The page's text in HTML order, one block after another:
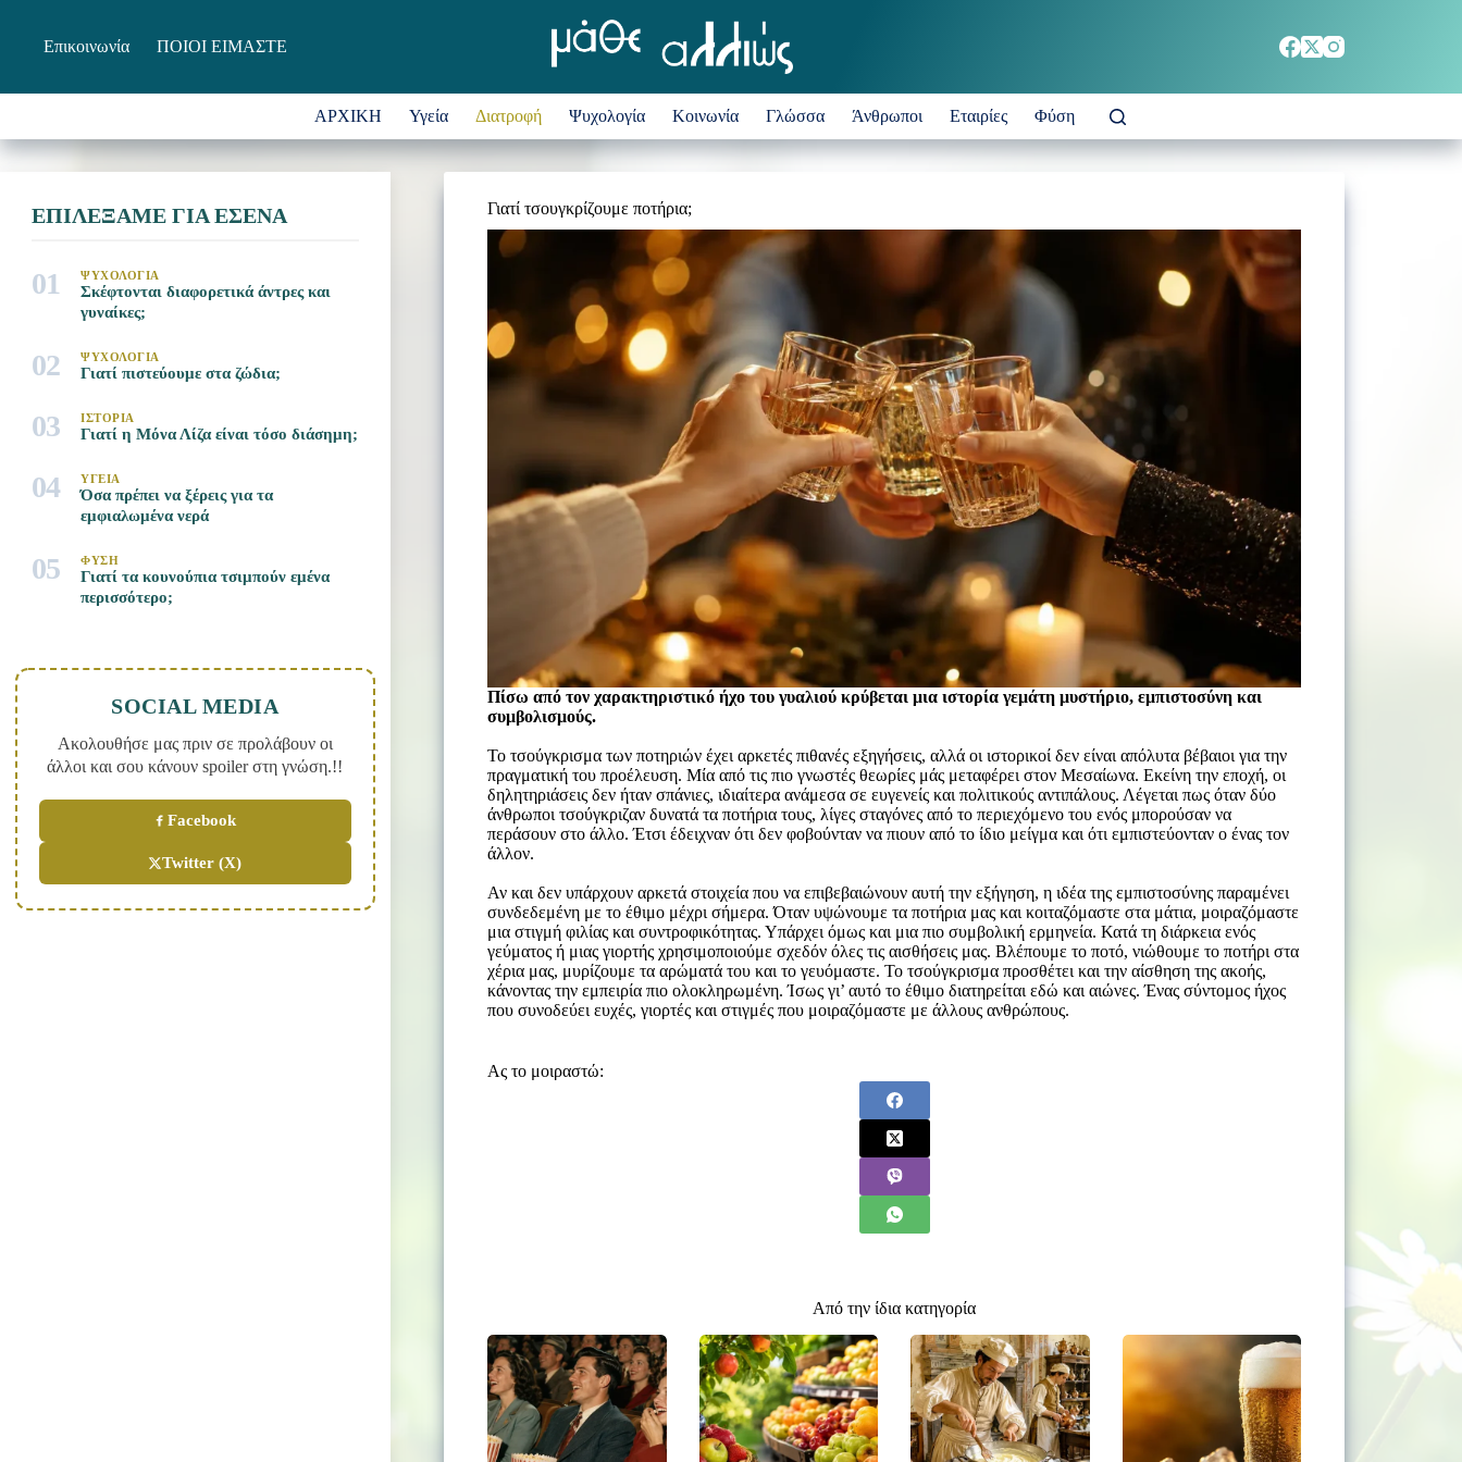
περιεχόμενοΕπικοινωνία ΠΟΙΟΙ ΕΙΜΑΣΤΕ
ΑΡΧΙΚΗ Υγεία Διατροφή Ψυχολογία Κοινωνία Γλώσσα Άνθρωποι Εταιρίες Φύση
Γιατί τσουγκρίζουμε ποτήρια;
Πίσω από τον χαρακτηριστικό ήχο του γυαλιού κρύβεται μια ιστορία γεμάτη μυστήριο, εμπιστοσύνη και
συμβολισμούς.
Το τσούγκρισμα των ποτηριών έχει αρκετές πιθανές εξηγήσεις, αλλά οι ιστορικοί δεν είναι απόλυτα βέβαιοι για την
πραγματική του προέλευση. Μία από τις πιο γνωστές θεωρίες μάς μεταφέρει στον Μεσαίωνα. Εκείνη την εποχή, οι
δηλητηριάσεις δεν ήταν σπάνιες, ιδιαίτερα ανάμεσα σε ευγενείς και πολιτικούς αντιπάλους. Λέγεται πως όταν δύο
άνθρωποι τσούγκριζαν δυνατά τα ποτήρια τους, λίγες σταγόνες από το περιεχόμενο του ενός μπορούσαν να
περάσουν στο άλλο. Έτσι έδειχναν ότι δεν φοβούνταν να πιουν από το ίδιο μείγμα και ότι εμπιστεύονταν ο ένας τον
άλλον.
Αν και δεν υπάρχουν αρκετά στοιχεία που να επιβεβαιώνουν αυτή την εξήγηση, η ιδέα της εμπιστοσύνης παραμένει
συνδεδεμένη με το έθιμο μέχρι σήμερα. Όταν υψώνουμε τα ποτήρια μας και κοιταζόμαστε στα μάτια, μοιραζόμαστε
μια στιγμή φιλίας και συντροφικότητας. Υπάρχει όμως και μια πιο συμβολική ερμηνεία. Κατά τη διάρκεια ενός
γεύματος ή μιας γιορτής χρησιμοποιούμε σχεδόν όλες τις αισθήσεις μας. Βλέπουμε το ποτό, νιώθουμε το ποτήρι στα
χέρια μας, μυρίζουμε τα αρώματά του και το γευόμαστε. Το τσούγκρισμα προσθέτει και την αίσθηση της ακοής,
κάνοντας την εμπειρία πιο ολοκληρωμένη. Ίσως γι’ αυτό το έθιμο διατηρείται εδώ και αιώνες. Ένας σύντομος ήχος
που συνοδεύει ευχές, γιορτές και στιγμές που μοιραζόμαστε με άλλους ανθρώπους.
Ας το μοιραστώ:
Από την ίδια κατηγορία
ΕΠΙΛΕΞΑΜΕ ΓΙΑ ΕΣΕΝΑ
01 ΨΥΧΟΛΟΓΙΑ
Σκέφτονται διαφορετικά άντρες και
γυναίκες;
02 ΨΥΧΟΛΟΓΙΑ
Γιατί πιστεύουμε στα ζώδια;
03 ΙΣΤΟΡΙΑ
Γιατί η Μόνα Λίζα είναι τόσο διάσημη;
04 ΥΓΕΙΑ
Όσα πρέπει να ξέρεις για τα
εμφιαλωμένα νερά
05 ΦΥΣΗ
Γιατί τα κουνούπια τσιμπούν εμένα
περισσότερο;
SOCIAL MEDIA
Ακολουθήσε μας πριν σε προλάβουν οι
άλλοι και σου κάνουν spoiler στη γνώση.!!
Facebook
Twitter (X)